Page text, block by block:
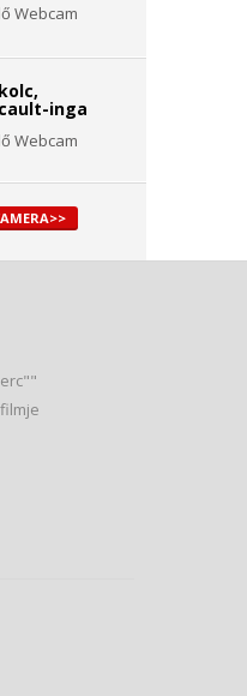
Webcam
inga
Webcam